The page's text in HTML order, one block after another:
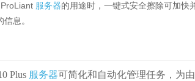
服务器的用途时，一键式安全擦除可加快
息。
Plus 服务器可简化和自动化管理任务，为